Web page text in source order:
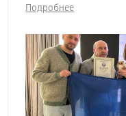
Подробнее